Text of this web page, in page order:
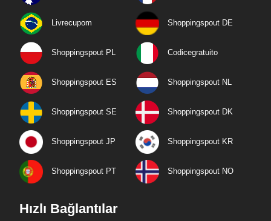
Livrecupom Shoppingspout DE
Shoppingspout PL Codicegratuito
Shoppingspout ES Shoppingspout NL
Shoppingspout SE Shoppingspout DK
Shoppingspout JP Shoppingspout KR
Shoppingspout PT Shoppingspout NO
Hızlı Bağlantılar